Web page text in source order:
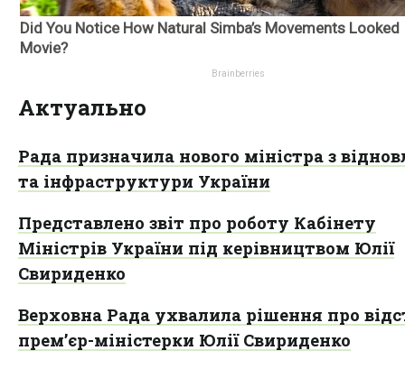
Актуально
Рада призначила нового міністра з
та інфраструктури України
Представлено звіт про роботу Кабінету
Міністрів України під керівництвом Юлії
Свириденко
Верховна Рада ухвалила рішення про
прем’єр-міністерки Юлії Свириденко